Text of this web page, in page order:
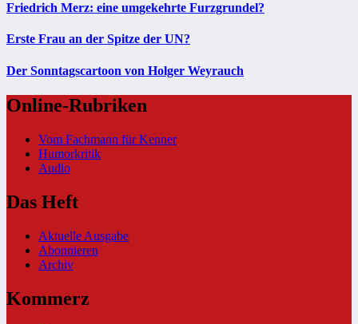
Friedrich Merz: eine umgekehrte Furzgrundel?
Erste Frau an der Spitze der UN?
Der Sonntagscartoon von Holger Weyrauch
Online-Rubriken
Vom Fachmann für Kenner
Humorkritik
Audio
Das Heft
Aktuelle Ausgabe
Abonnieren
Archiv
Kommerz